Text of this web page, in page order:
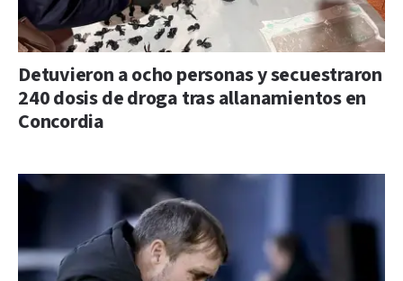
Detuvieron a ocho personas y secuestraron
240 dosis de droga tras allanamientos en
Concordia